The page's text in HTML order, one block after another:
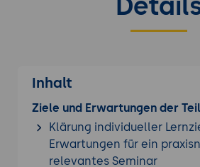
Inhalt
Ziele und Erwartungen der
Klärung individueller
Erwartungen für ein
relevantes Seminar